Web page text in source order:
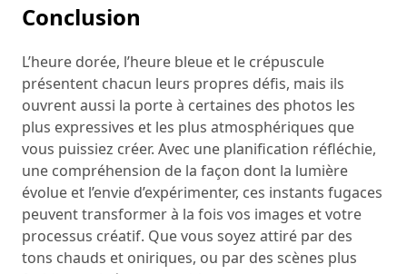
Conclusion
L’heure dorée, l’heure bleue et le crépuscule
présentent chacun leurs propres défis, mais ils
ouvrent aussi la porte à certaines des photos les
plus expressives et les plus atmosphériques que
vous puissiez créer. Avec une planification réfléchie,
une compréhension de la façon dont la lumière
évolue et l’envie d’expérimenter, ces instants fugaces
peuvent transformer à la fois vos images et votre
processus créatif. Que vous soyez attiré par des
tons chauds et oniriques, ou par des scènes plus